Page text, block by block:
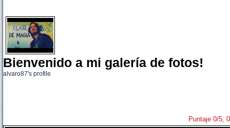
Bienvenido a mi galería de fotos!
alvaro87's profile
Puntaje 0/5,